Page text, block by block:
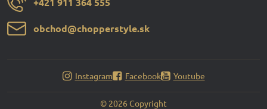
obchod​@chopperstyle​.sk
Instagram Facebook Youtube
© 2026 Copyright